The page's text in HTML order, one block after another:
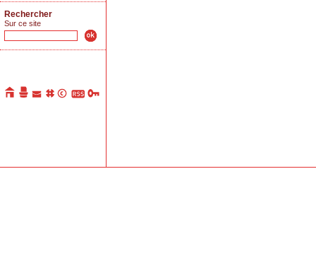
Rechercher
Sur ce site